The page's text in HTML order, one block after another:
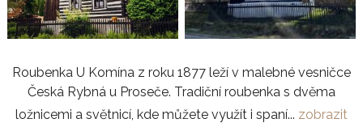
Roubenka U Komína z roku 1877 leží v malebné vesničce
Česká Rybná u Proseče. Tradiční roubenka s dvěma
ložnicemi a světnicí, kde můžete využít i spaní... zobrazit